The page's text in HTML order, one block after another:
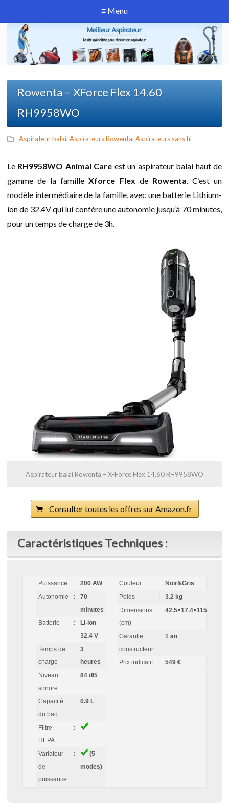
≡ Menu
Rowenta – XForce Flex 14.60
RH9958WO
Aspirateur balai, Aspirateurs Rowenta, Aspirateurs sans fil
Le RH9958WO Animal Care est un aspirateur balai haut de
gamme de la familleXforce Flex de Rowenta. C’est un
modèle intermédiaire de la famille, avec une batterie Lithium-
ion de 32.4V qui lui confère une autonomie jusqu’à 70 minutes,
pour un temps de charge de 3h.
Aspirateur balai Rowenta – X-Force Flex 14.60 RH9958WO
Consulter toutes les offres sur Amazon.fr
Caractéristiques Techniques :
Puissance :
200 AW
Autonomie
:
70
minutes
Batterie
:
Li-ion
32.4 V
Temps de
charge
:
3
heures
Niveau
sonore
: 84 dB
Capacité
du bac
: 0.9 L
Filtre
HEPA
:
Variateur
de
puissance
:
(5
modes)
Couleur :
Noir&Gris
Poids
:
3.2 kg
Dimensions
(cm)
: 42.5×17.4×115
Garantie
constructeur
: 1 an
Prix indicatif : 549 €